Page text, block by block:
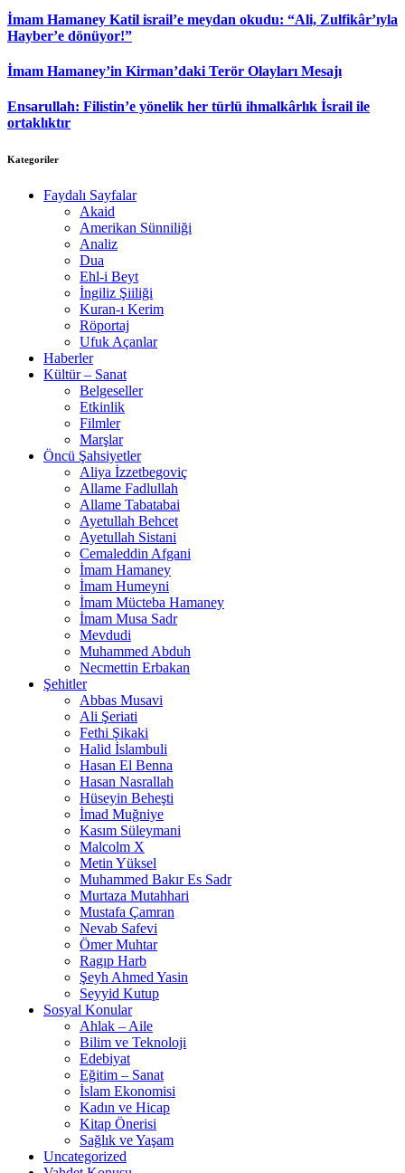
İmam Hamaney Katil israil’e meydan okudu: “Ali, Zulfikâr’ıyla
Hayber’e dönüyor!”
İmam Hamaney’in Kirman’daki Terör Olayları Mesajı
Ensarullah: Filistin’e yönelik her türlü ihmalkârlık İsrail ile
ortaklıktır
Kategoriler
Faydalı Sayfalar
Akaid
Amerikan Sünniliği
Analiz
Dua
Ehl-i Beyt
İngiliz Şiiliği
Kuran-ı Kerim
Röportaj
Ufuk Açanlar
Haberler
Kültür – Sanat
Belgeseller
Etkinlik
Filmler
Marşlar
Öncü Şahsiyetler
Aliya İzzetbegoviç
Allame Fadlullah
Allame Tabatabai
Ayetullah Behcet
Ayetullah Sistani
Cemaleddin Afgani
İmam Hamaney
İmam Humeyni
İmam Mücteba Hamaney
İmam Musa Sadr
Mevdudi
Muhammed Abduh
Necmettin Erbakan
Şehitler
Abbas Musavi
Ali Şeriati
Fethi Şikaki
Halid İslambuli
Hasan El Benna
Hasan Nasrallah
Hüseyin Beheşti
İmad Muğniye
Kasım Süleymani
Malcolm X
Metin Yüksel
Muhammed Bakır Es Sadr
Murtaza Mutahhari
Mustafa Çamran
Nevab Safevi
Ömer Muhtar
Ragıp Harb
Şeyh Ahmed Yasin
Seyyid Kutup
Sosyal Konular
Ahlak – Aile
Bilim ve Teknoloji
Edebiyat
Eğitim – Sanat
İslam Ekonomisi
Kadın ve Hicap
Kitap Önerisi
Sağlık ve Yaşam
Uncategorized